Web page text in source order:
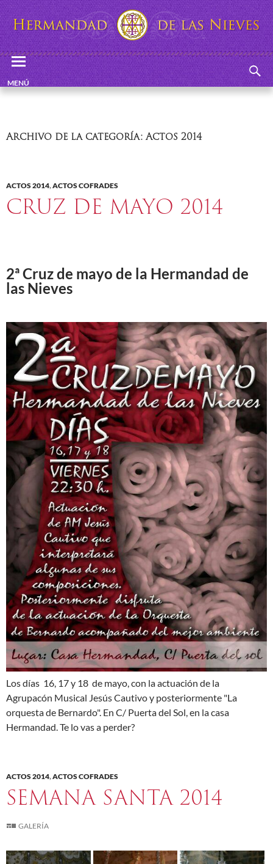
Hermandad de las Nieves Buscar
MENÚ
PRINCIPAL
SALTAR
AL
Archivo de la categoría: Actos 2014
ACTOS 2014,ACTOS COFRADES
CRUZ DE MAYO 2014
2ª Cruz de mayo de la Hermandad de
las Nieves
Los días 16, 17 y 18 de mayo, con la actuación de la
Agrupacón Musical Jesús Cautivo y posteriormente "La
orquesta de Bernardo". En C/ Puerta del Sol, en la casa
Hermandad. Te lo vas a perder?
ACTOS 2014,ACTOS COFRADES
SEMANA SANTA 2014
GALERÍA